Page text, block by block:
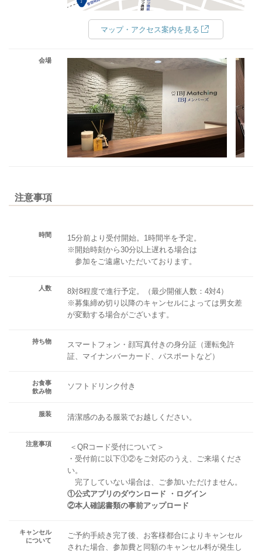
マップ・アクセス案内を見る
会場
注意事項
時間
15分前より受付開始。1時間半を予定。
※開始時刻から30分以上遅れる場合は
参加をご遠慮いただいております。
人数
8対8程度で進行予定。（最少開催人数：4対4）
※募集締め切り以降のキャンセルによっては男女差
が変動する場合がございます。
持ち物
スマートフォン・顔写真付きの身分証（運転免許
証、マイナンバーカード、パスポートなど）
お食事
飲み物
ソフトドリンク付き
服装 清潔感のある服装でお越しください。
注意事項
＜QRコード受付について＞
・受付前に以下①②をご対応のうえ、ご来場くださ
い。
完了していない場合は、ご参加いただけません。
①公式アプリのダウンロード ・ログイン
②本人確認書類の事前アップロード
キャンセル
について
ご予約手続き完了後、お客様都合によりキャンセル
された場合、参加費と同額のキャンセル料が発生し